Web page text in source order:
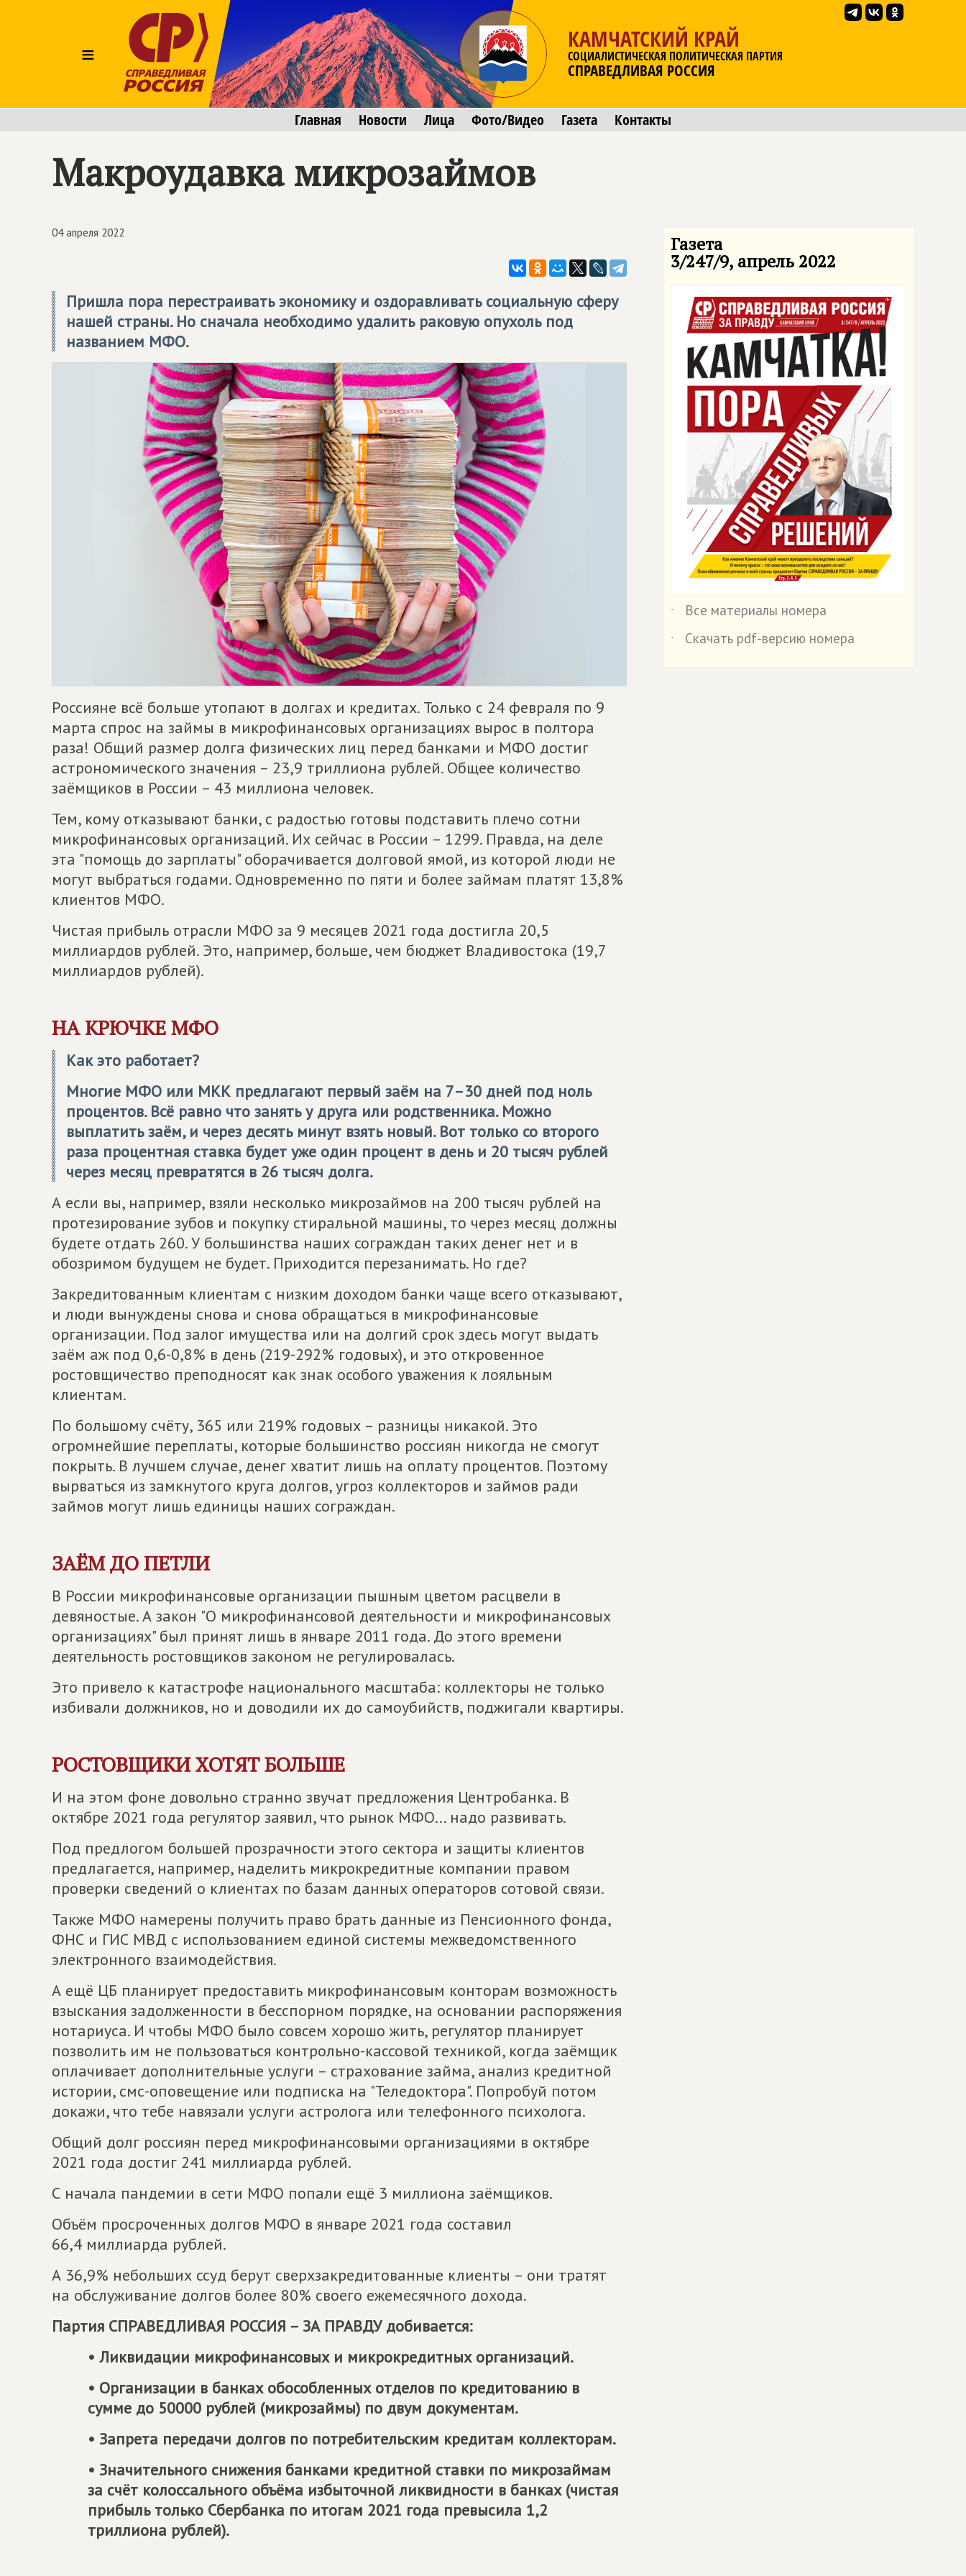
≡
КАМЧАТСКИЙ КРАЙ
СОЦИАЛИСТИЧЕСКАЯ ПОЛИТИЧЕСКАЯ ПАРТИЯ
СПРАВЕДЛИВАЯ РОССИЯ
Главная Новости Лица Фото/Видео Газета Контакты
Макроудавка микрозаймов
04 апреля 2022
Пришла пора перестраивать экономику и оздоравливать социальную сферу
нашей страны. Но сначала необходимо удалить раковую опухоль под
названием МФО.
Россияне всё больше утопают в долгах и кредитах. Только с 24 февраля по 9
марта спрос на займы в микрофинансовых организациях вырос в полтора
раза! Общий размер долга физических лиц перед банками и МФО достиг
астрономического значения – 23,9 триллиона рублей. Общее количество
заёмщиков в России – 43 миллиона человек.
Тем, кому отказывают банки, с радостью готовы подставить плечо сотни
микрофинансовых организаций. Их сейчас в России – 1299. Правда, на деле
эта "помощь до зарплаты" оборачивается долговой ямой, из которой люди не
могут выбраться годами. Одновременно по пяти и более займам платят 13,8%
клиентов МФО.
Чистая прибыль отрасли МФО за 9 месяцев 2021 года достигла 20,5
миллиардов рублей. Это, например, больше, чем бюджет Владивостока (19,7
миллиардов рублей).
НА КРЮЧКЕ МФО
Как это работает?
Многие МФО или МКК предлагают первый заём на 7–30 дней под ноль
процентов. Всё равно что занять у друга или родственника. Можно
выплатить заём, и через десять минут взять новый. Вот только со второго
раза процентная ставка будет уже один процент в день и 20 тысяч рублей
через месяц превратятся в 26 тысяч долга.
А если вы, например, взяли несколько микрозаймов на 200 тысяч рублей на
протезирование зубов и покупку стиральной машины, то через месяц должны
будете отдать 260. У большинства наших сограждан таких денег нет и в
обозримом будущем не будет. Приходится перезанимать. Но где?
Закредитованным клиентам с низким доходом банки чаще всего отказывают,
и люди вынуждены снова и снова обращаться в микрофинансовые
организации. Под залог имущества или на долгий срок здесь могут выдать
заём аж под 0,6-0,8% в день (219-292% годовых), и это откровенное
ростовщичество преподносят как знак особого уважения к лояльным
клиентам.
По большому счёту, 365 или 219% годовых – разницы никакой. Это
огромнейшие переплаты, которые большинство россиян никогда не смогут
покрыть. В лучшем случае, денег хватит лишь на оплату процентов. Поэтому
вырваться из замкнутого круга долгов, угроз коллекторов и займов ради
займов могут лишь единицы наших сограждан.
ЗАЁМ ДО ПЕТЛИ
В России микрофинансовые организации пышным цветом расцвели в
девяностые. А закон "О микрофинансовой деятельности и микрофинансовых
организациях" был принят лишь в январе 2011 года. До этого времени
деятельность ростовщиков законом не регулировалась.
Это привело к катастрофе национального масштаба: коллекторы не только
избивали должников, но и доводили их до самоубийств, поджигали квартиры.
РОСТОВЩИКИ ХОТЯТ БОЛЬШЕ
И на этом фоне довольно странно звучат предложения Центробанка. В
октябре 2021 года регулятор заявил, что рынок МФО... надо развивать.
Под предлогом большей прозрачности этого сектора и защиты клиентов
предлагается, например, наделить микрокредитные компании правом
проверки сведений о клиентах по базам данных операторов сотовой связи.
Также МФО намерены получить право брать данные из Пенсионного фонда,
ФНС и ГИС МВД с использованием единой системы межведомственного
электронного взаимодействия.
А ещё ЦБ планирует предоставить микрофинансовым конторам возможность
взыскания задолженности в бесспорном порядке, на основании распоряжения
нотариуса. И чтобы МФО было совсем хорошо жить, регулятор планирует
позволить им не пользоваться контрольно-кассовой техникой, когда заёмщик
оплачивает дополнительные услуги – страхование займа, анализ кредитной
истории, смс-оповещение или подписка на "Теледоктора". Попробуй потом
докажи, что тебе навязали услуги астролога или телефонного психолога.
Общий долг россиян перед микрофинансовыми организациями в октябре
2021 года достиг 241 миллиарда рублей.
С начала пандемии в сети МФО попали ещё 3 миллиона заёмщиков.
Объём просроченных долгов МФО в январе 2021 года составил
66,4 миллиарда рублей.
А 36,9% небольших ссуд берут сверхзакредитованные клиенты – они тратят
на обслуживание долгов более 80% своего ежемесячного дохода.
Партия СПРАВЕДЛИВАЯ РОССИЯ – ЗА ПРАВДУдобивается:
• Ликвидации микрофинансовых и микрокредитных организаций.
• Организации в банках обособленных отделов по кредитованию в
сумме до 50000 рублей (микрозаймы) по двум документам.
• Запрета передачи долгов по потребительским кредитам коллекторам.
• Значительного снижения банками кредитной ставки по микрозаймам
за счёт колоссального объёма избыточной ликвидности в банках (чистая
прибыль только Сбербанка по итогам 2021 года превысила 1,2
триллиона рублей).
Газета
3/247/9, апрель 2022
˙
Все материалы номера
˙
Скачать pdf-версию номера